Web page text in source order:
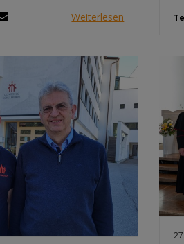
Weiterlesen